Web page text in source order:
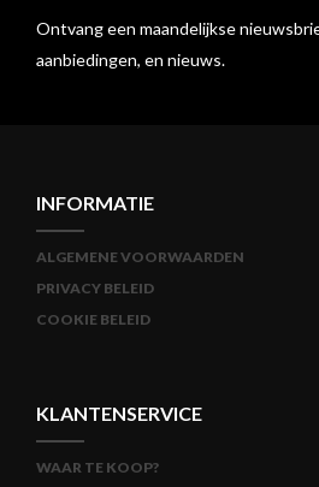
Ontvang een maandelijkse
aanbiedingen, en nieuws.
INFORMATIE
ALGEMENE VOORWAARDEN
PRIVACY BELEID
COOKIE BELEID
KLANTENSERVICE
WAAR TE KOOP?